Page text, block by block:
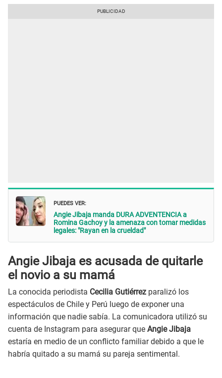
PUEDES VER:
Angie Jibaja manda DURA ADVENTENCIA a
Romina Gachoy y la amenaza con tomar medidas
legales: "Rayan en la crueldad"
Angie Jibaja es acusada de quitarle
el novio a su mamá
La conocida periodista Cecilia Gutiérrez paralizó los
espectáculos de Chile y Perú luego de exponer una
información que nadie sabía. La comunicadora utilizó su
cuenta de Instagram para asegurar que Angie Jibaja
estaría en medio de un conflicto familiar debido a que le
habría quitado a su mamá su pareja sentimental.